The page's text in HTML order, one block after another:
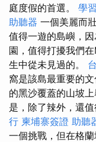
庭度假的首選。 學
助聽器 一個美麗而
值得一遊的島嶼，
園，值得打擾我們
生中從未見過的。
窩是該島最重要的
的黑沙覆蓋的山坡上
是，除了辣外，還
行 柬埔寨簽證 助聽
一個挑戰，但在格